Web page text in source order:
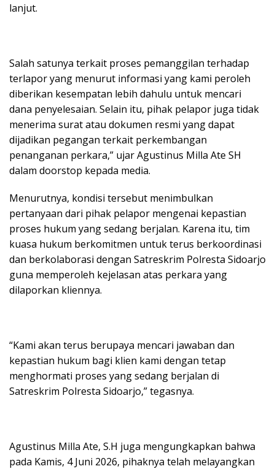
lanjut.
Salah satunya terkait proses pemanggilan terhadap
terlapor yang menurut informasi yang kami peroleh
diberikan kesempatan lebih dahulu untuk mencari
dana penyelesaian. Selain itu, pihak pelapor juga tidak
menerima surat atau dokumen resmi yang dapat
dijadikan pegangan terkait perkembangan
penanganan perkara,” ujar Agustinus Milla Ate SH
dalam doorstop kepada media.
Menurutnya, kondisi tersebut menimbulkan
pertanyaan dari pihak pelapor mengenai kepastian
proses hukum yang sedang berjalan. Karena itu, tim
kuasa hukum berkomitmen untuk terus berkoordinasi
dan berkolaborasi dengan Satreskrim Polresta Sidoarjo
guna memperoleh kejelasan atas perkara yang
dilaporkan kliennya.
“Kami akan terus berupaya mencari jawaban dan
kepastian hukum bagi klien kami dengan tetap
menghormati proses yang sedang berjalan di
Satreskrim Polresta Sidoarjo,” tegasnya.
Agustinus Milla Ate, S.H juga mengungkapkan bahwa
pada Kamis, 4 Juni 2026, pihaknya telah melayangkan